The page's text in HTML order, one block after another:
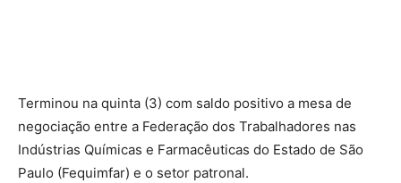
Terminou na quinta (3) com saldo positivo a mesa de
negociação entre a Federação dos Trabalhadores nas
Indústrias Químicas e Farmacêuticas do Estado de São
Paulo (Fequimfar) e o setor patronal.